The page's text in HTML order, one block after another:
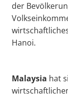
der
Hanoi.
Malaysia hat